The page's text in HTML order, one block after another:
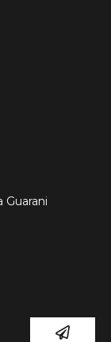
Guarani